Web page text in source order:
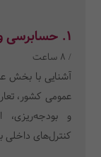
1. حسابرسی و کنترل‌های داخلی در بخش عمومی
/ 8 ساعت
آشنایی با بخش
عمومی کشور،
و بودجه‌ریزی،
کنترل‌های